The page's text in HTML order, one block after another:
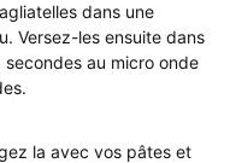
dans une
Versez-les ensuite dans
au micro onde
la avec vos pâtes et